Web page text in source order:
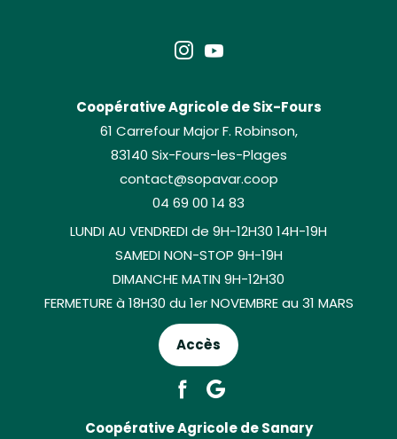
Coopérative Agricole de Six-Fours
61 Carrefour Major F. Robinson,
83140 Six-Fours-les-Plages
contact@sopavar.coop
04 69 00 14 83
LUNDI AU VENDREDI de 9H-12H30 14H-19H
SAMEDI NON-STOP 9H-19H
DIMANCHE MATIN 9H-12H30
FERMETURE à 18H30 du 1er NOVEMBRE au 31 MARS
Accès
Coopérative Agricole de Sanary